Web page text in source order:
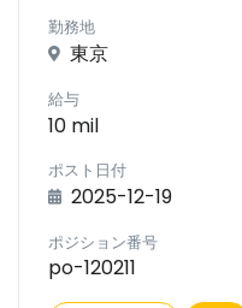
勤務地
東京
給与
10 mil
ポスト日付
2025-12-19
ポジション番号
po-120211